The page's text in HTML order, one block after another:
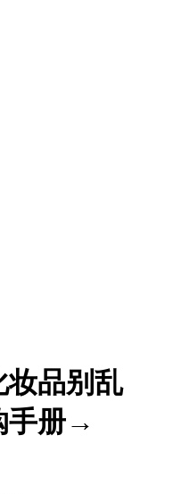
妆品别乱
手册→